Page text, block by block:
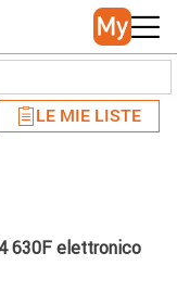
LE MIE LISTE
630F elettronico